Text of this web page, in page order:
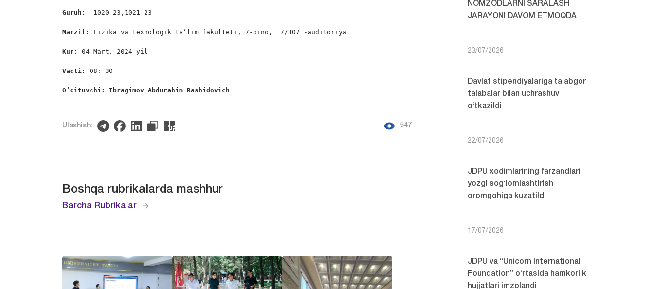
Guruh: 1020-23,1021-23
Manzil: Fizika va texnologik ta’lim fakulteti, 7-bino,  7/107 -auditoriya
Kun: 04-Mart, 2024-yil
Vaqti: 08: 30
O’qituvchi: Ibragimov Abdurahim Rashidovich
Ulashish: 547
Boshqa rubrikalarda mashhur
Barcha Rubrikalar
NOMZODLARNI SARALASH
JARAYONI DAVOM ETMOQDA
23/07/2026
Davlat stipendiyalariga talabgor
talabalar bilan uchrashuv
o‘tkazildi
22/07/2026
JDPU xodimlarining farzandlari
yozgi sog‘lomlashtirish
oromgohiga kuzatildi
17/07/2026
JDPU va “Unicorn International
Foundation” o‘rtasida hamkorlik
hujjatlari imzolandi